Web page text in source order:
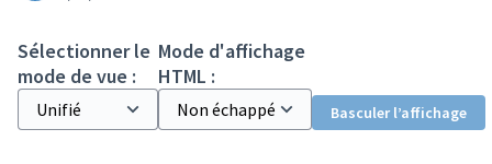
Sélectionner le
mode de vue :
Mode d'affichage
HTML :
Basculer l’affichage